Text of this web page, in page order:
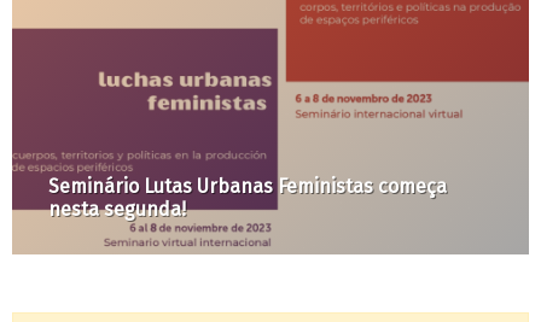
O falso dilema dos parques segundo Doria e o
caso do Central Park